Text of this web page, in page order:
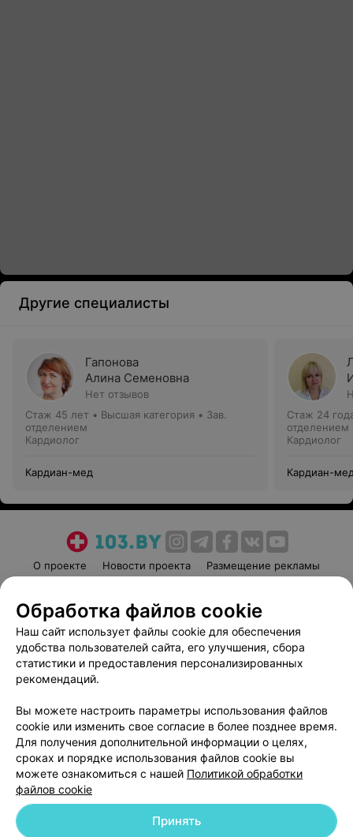
Другие специалисты
Гапонова
Алина Семеновна
Нет отзывов
Стаж 45 лет • Высшая категория • Зав.
отделением
Кардиолог
Кардиан-мед
Стаж 24
отделением
Кардиолог
Кардиан-
О проекте Новости проекта
Размещение рекламы
Пользовательское соглашение
Способы оплаты
Вакансии
Партнеры
Написать руководителю 103.by
Обработка персональных данных
© 2026 ООО «Артокс Лаб», УНП 191700409 | 220012, Республика Беларусь,
Обработка файлов cookie
Наш сайт использует файлы cookie для обеспечения
удобства пользователей сайта, его улучшения, сбора
статистики и предоставления персонализированных
рекомендаций.
Вы можете настроить параметры использования файлов
cookie или изменить свое согласие в более позднее время.
Для получения дополнительной информации о целях,
сроках и порядке использования файлов cookie вы
можете ознакомиться с нашей Политикой обработки
файлов cookie
Принять